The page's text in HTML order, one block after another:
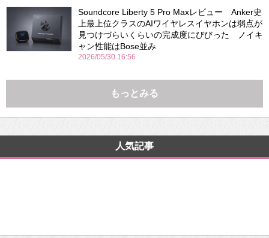
Soundcore Liberty 5 Pro Maxレビュー Anker史
上最上位クラスのAIワイヤレスイヤホンは弱点が
見つけづらいくらいの完成度にびびった ノイキ
ャン性能はBose並み
2026/05/30 16:56
もっとみる
人気記事